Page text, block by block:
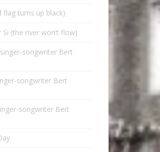
flag turns up black)
(the river won’t flow)
songwriter Bert
songwriter Bert
songwriter Bert